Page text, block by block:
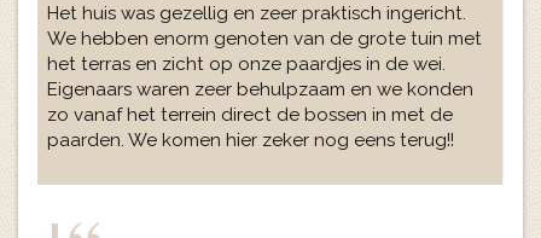
Het huis was gezellig en zeer praktisch ingericht.
We hebben enorm genoten van de grote tuin met
het terras en zicht op onze paardjes in de wei.
Eigenaars waren zeer behulpzaam en we konden
zo vanaf het terrein direct de bossen in met de
paarden. We komen hier zeker nog eens terug!!